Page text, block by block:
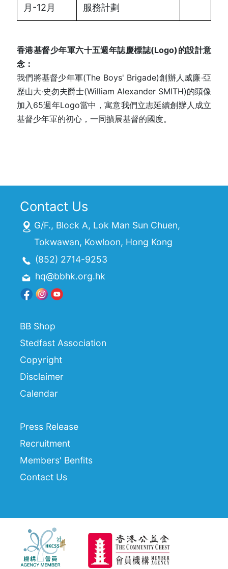
月-12月
服務計劃
香港基督少年軍六十五週年誌慶標誌(Logo)的設計意
念：
我們將基督少年軍(The Boys' Brigade)創辦人威廉‧亞
歷山大‧史勿夫爵士(William Alexander SMITH)的頭像
加入65週年Logo當中，寓意我們立志延續創辦人成立
基督少年軍的初心，一同擴展基督的國度。
Contact Us
G/F., Block A, Lok Man Sun Chuen,
Tokwawan, Kowloon, Hong Kong
(852) 2714-9253
hq@bbhk.org.hk
BB Shop
Stedfast Association
Copyright
Disclaimer
Calendar
Press Release
Recruitment
Members' Benfits
Contact Us